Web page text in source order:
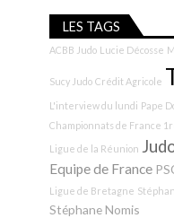
LES TAGS
ACBB Judo Lucie Décosse
Sucy Judo Crédit Agricole
L'interview du lundi Pape
Championnats de France
Ligue de la Réunion
Equipe de France
Ligue de Bretagne
Stéphane Nomis